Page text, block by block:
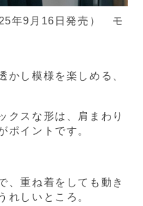
年9月16日発売） モ
かし模様を楽しめる、
クスな形は、肩まわり
ポイントです。
、重ね着をしても動き
れしいところ。